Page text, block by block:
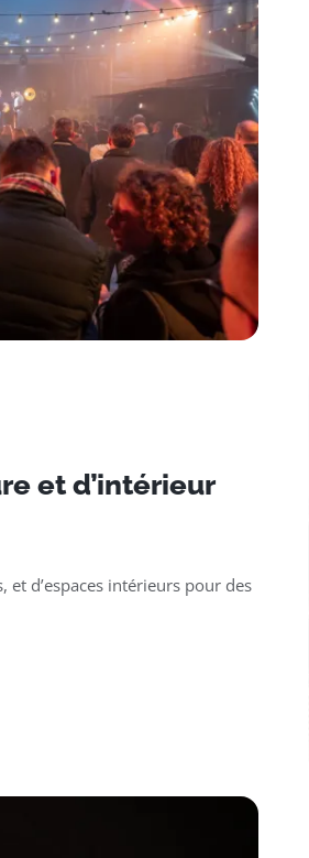
et d’intérieur
et d’espaces intérieurs pour des